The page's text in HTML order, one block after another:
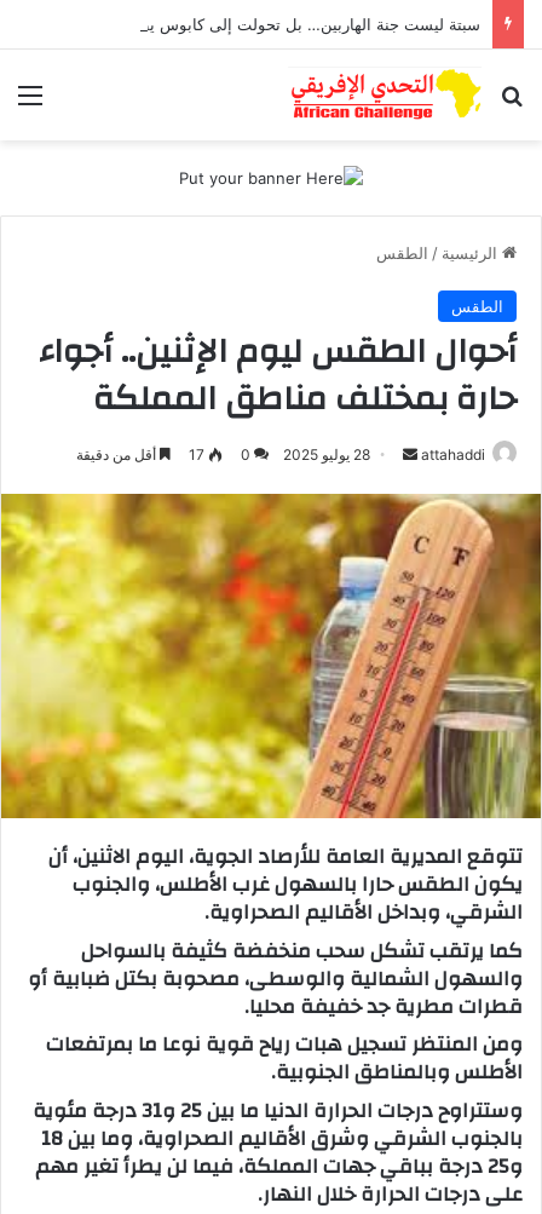
بحث عن
الرئيسية / الطقس
الطقس
أحوال الطقس ليوم الإثنين.. أجواء
حارة بمختلف مناطق المملكة
attahaddi
س
ل
ب
ر
ي
د
ا
إ
ك
ت
و
ن
ي
ا
28 يوليو 2025 0
17 أقل من دقيقة
تتوقع المديرية العامة للأرصاد الجوية، اليوم الاثنين، أن
يكون الطقس حارا بالسهول غرب الأطلس، والجنوب
الشرقي، وبداخل الأقاليم الصحراوية.
كما يرتقب تشكل سحب منخفضة كثيفة بالسواحل
والسهول الشمالية والوسطى، مصحوبة بكتل ضبابية أو
قطرات مطرية جد خفيفة محليا.
ومن المنتظر تسجيل هبات رياح قوية نوعا ما بمرتفعات
الأطلس وبالمناطق الجنوبية.
وستتراوح درجات الحرارة الدنيا ما بين 25 و31 درجة مئوية
بالجنوب الشرقي وشرق الأقاليم الصحراوية، وما بين 18
و25 درجة بباقي جهات المملكة، فيما لن يطرأ تغير مهم
على درجات الحرارة خلال النهار.